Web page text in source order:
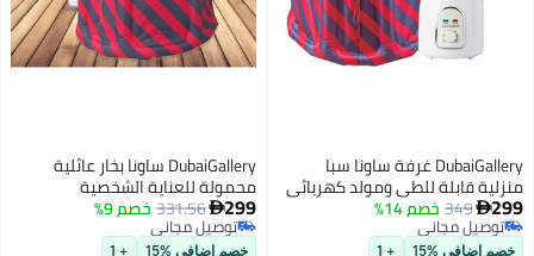
DubaiGallery غرفة ساونا سبا
قابلة للطي ومولد كهربائي
فولت ساونا بخار قابلة للنفخ
349خصم 14%
مجاني
مجاني
%15
+ 1
DubaiGallery ساونا بخار عائلية
محمولة للعناية الشخصية
299
331.56خصم 9%
توصيل مجاني
توصيل مجاني
خصم إضافي %15 + 1